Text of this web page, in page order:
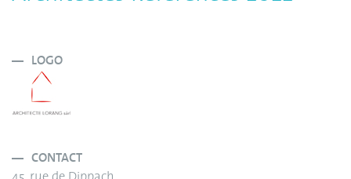
LOGO
CONTACT